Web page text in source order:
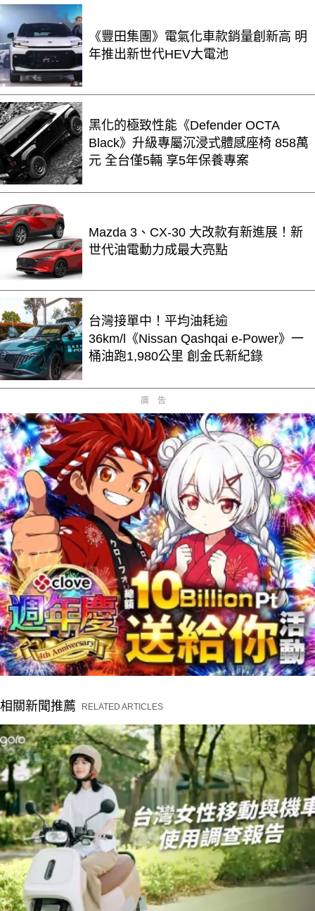
《豐田集團》電氣化車款銷量創新高 明
年推出新世代HEV大電池
黑化的極致性能《Defender OCTA
Black》升級專屬沉浸式體感座椅 858萬
元 全台僅5輛 享5年保養專案
Mazda 3、CX-30 大改款有新進展！新
世代油電動力成最大亮點
台灣接單中！平均油耗逾
36km/l《Nissan Qashqai e-Power》一
桶油跑1,980公里 創金氏新紀錄
廣告
相關新聞推薦 RELATED ARTICLES